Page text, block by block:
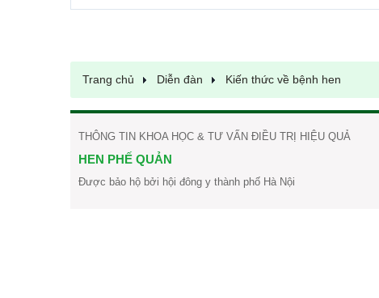
Trang chủ Diễn đàn Kiến thức về bệnh hen
THÔNG TIN KHOA HỌC & TƯ VẤN ĐIỀU TRỊ HIỆU QUẢ
HEN PHẾ QUẢN
Được bảo hộ bởi hội đông y thành phố Hà Nội